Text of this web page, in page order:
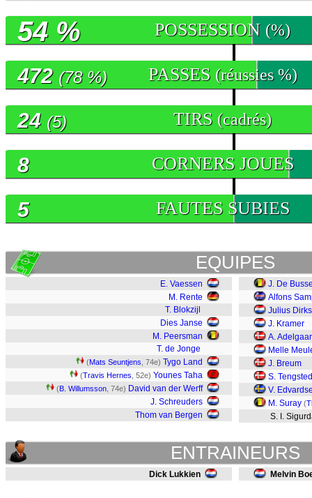
POSSESSION (%)
54 %
PASSES (réussies %)
472 (78 %)
TIRS (cadrés)
24 (5)
CORNERS JOUES
8
FAUTES SUBIES
5
EQUIPES
E. Vaessen
M. Rente
T. Blokzijl
Dies Janse
M. Peersman
T. de Jonge
(Mats Seuntjens , 74e) Tygo Land
(Travis Hernes , 52e) Younes Taha
(B. Willumsson , 74e) David van der Werff
J. Schreuders
Thom van Bergen
J. De
Alfons
Julius
J. Kramer
A.
Melle
J. Breum
S.
V.
M. Suray (
S. I.
ENTRAINEURS
Dick Lukkien Melvin